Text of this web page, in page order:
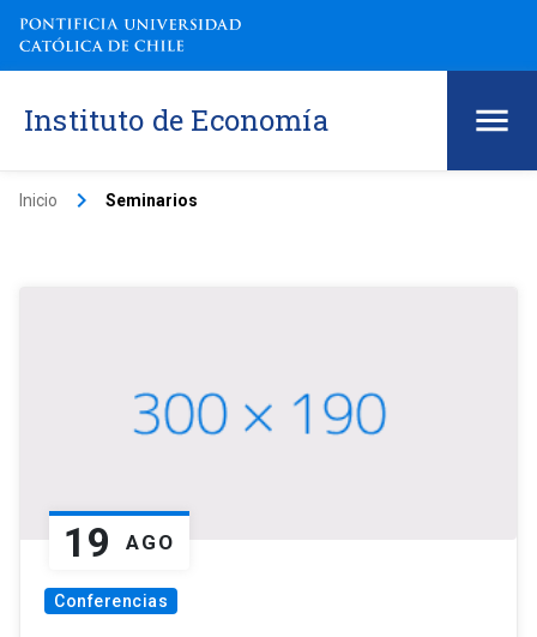
Instituto de Economía
Inicio keyboard_arrow_right Seminarios
19 AGO
Conferencias